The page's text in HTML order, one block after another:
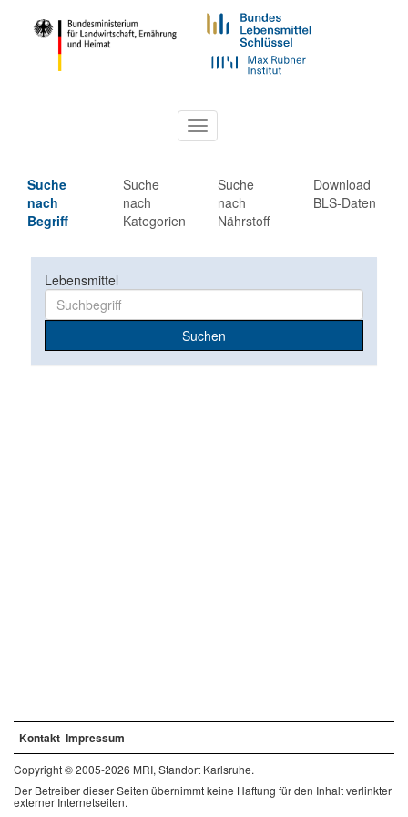
Toggle
navigation
Suche
nach
Begriff
Suche
nach
Kategorien
Suche
nach
Nährstoff
Download
BLS-Daten
Lebensmittel
Suchen
Kontakt Impressum
Copyright © 2005-2026 MRI, Standort Karlsruhe.
Der Betreiber dieser Seiten übernimmt keine Haftung für den Inhalt verlinkter
externer Internetseiten.